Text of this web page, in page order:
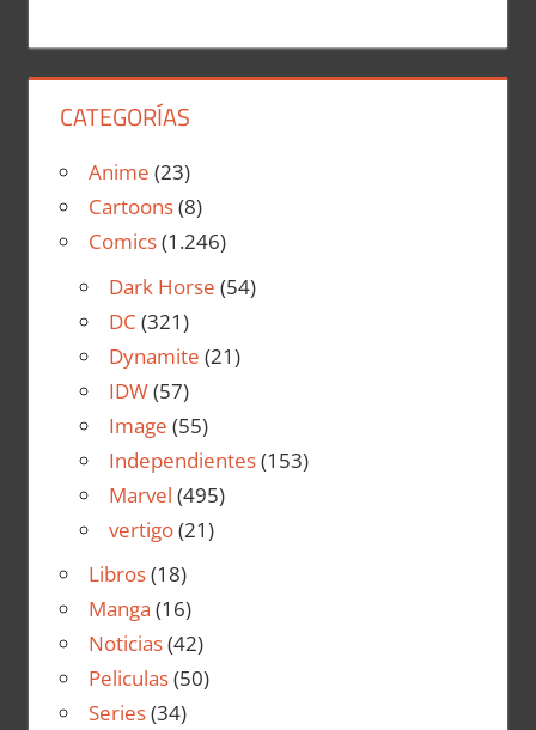
CATEGORÍAS
Anime (23)
Cartoons(8)
Comics(1.246)
Dark Horse (54)
DC (321)
Dynamite (21)
IDW(57)
Image (55)
Independientes(153)
Marvel (495)
vertigo(21)
Libros(18)
Manga (16)
Noticias(42)
Peliculas(50)
Series(34)